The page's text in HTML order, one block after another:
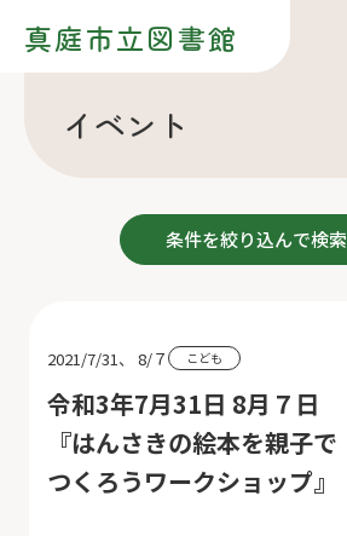
真庭市立図書館
イベント
条件を絞り込んで検索
2021/7/31、 8/７ こども
令和3年7月31日 8月７日
『はんさきの絵本を親子で
つくろうワークショップ』